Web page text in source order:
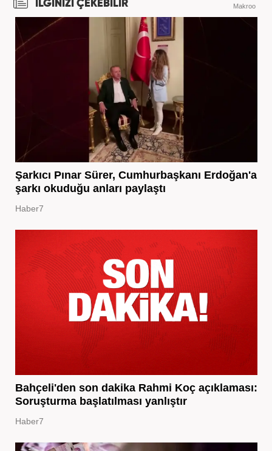
İLGİNİZİ ÇEKEBİLİR Makroo
Şarkıcı Pınar Sürer, Cumhurbaşkanı Erdoğan'a
şarkı okuduğu anları paylaştı
Haber7
Bahçeli'den son dakika Rahmi Koç açıklaması:
Soruşturma başlatılması yanlıştır
Haber7